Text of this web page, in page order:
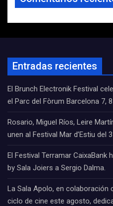
Entradas recientes
El Brunch Electronik Festival
el Parc del Fòrum Barcelona 7,
Rosario, Miguel Ríos, Leire
unen al Festival Mar d’Estiu del
El Festival Terramar CaixaBank
by Sala Joiers a Sergio Dalma.
La Sala Apolo, en colaboración
ciclo de cine este agosto,